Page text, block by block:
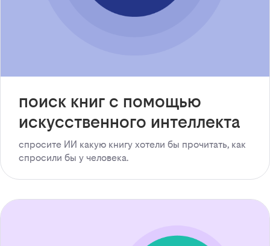
поиск книг с помощью
искусственного интеллекта
спросите ИИ какую книгу хотели бы прочитать, как
спросили бы у человека.